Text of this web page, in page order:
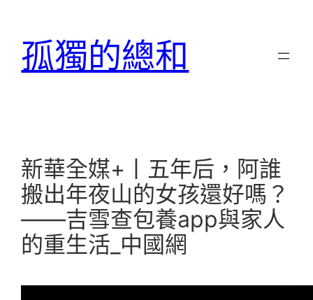
孤獨的總和
新華全媒+丨五年后，阿誰
搬出年夜山的女孩還好嗎？
——吉雪查包養app與家人
的重生活_中國網